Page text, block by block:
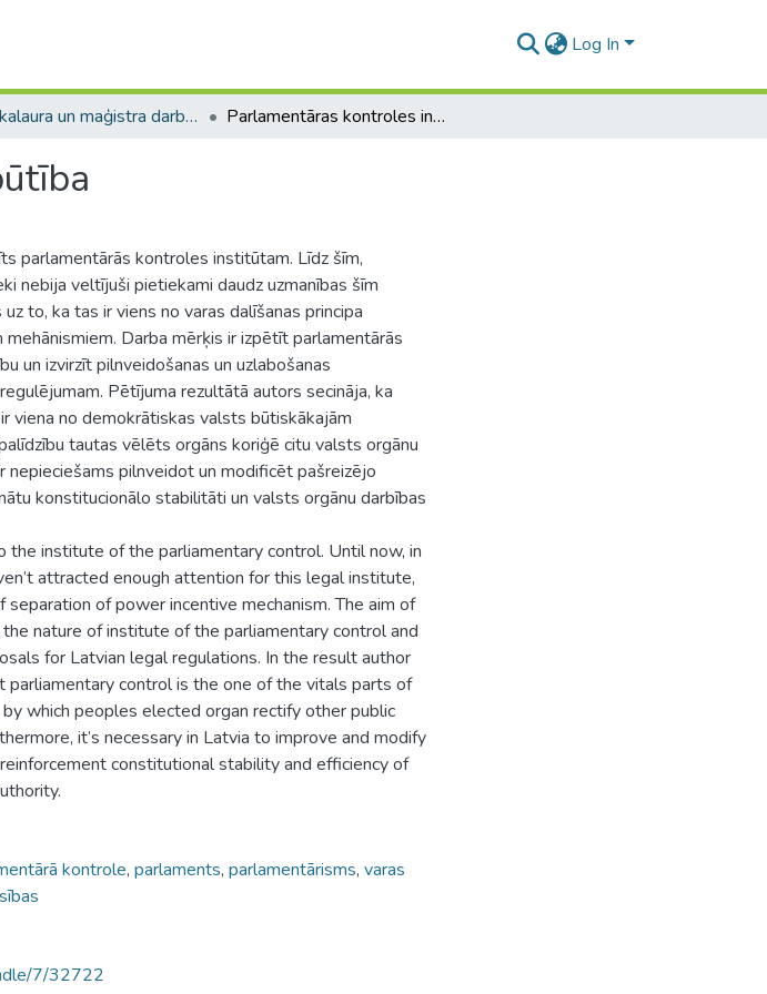
Log In
Bakalaura un maģistra darbi (JF) / Bachelor's and Master's theses Parlamentāras kontroles institūta būtība
parlamentārās kontroles institūtam. Līdz šīm,
nebija veltījuši pietiekami daudz uzmanības šīm
to, ka tas ir viens no varas dalīšanas principa
mehānismiem. Darba mērķis ir izpētīt parlamentārās
un izvirzīt pilnveidošanas un uzlabošanas
Pētījuma rezultātā autors secināja, ka
viena no demokrātiskas valsts būtiskākajām
tautas vēlēts orgāns koriģē citu valsts orgānu
nepieciešams pilnveidot un modificēt pašreizējo
konstitucionālo stabilitāti un valsts orgānu darbības
institute of the parliamentary control. Until now, in
attracted enough attention for this legal institute,
of power incentive mechanism. The aim of
nature of institute of the parliamentary control and
for Latvian legal regulations. In the result author
parliamentary control is the one of the vitals parts of
which peoples elected organ rectify other public
it’s necessary in Latvia to improve and modify
constitutional stability and efficiency of
kontrole, parlaments, parlamentārisms, varas
7/32722